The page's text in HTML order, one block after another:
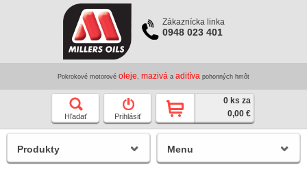
Zákaznícka linka
0948 023 401
Pokrokové motorové oleje mazivá a aditíva pohonných hmôt
Hľadať Prihlásiť
0 ks za
0,00 €
Produkty Menu